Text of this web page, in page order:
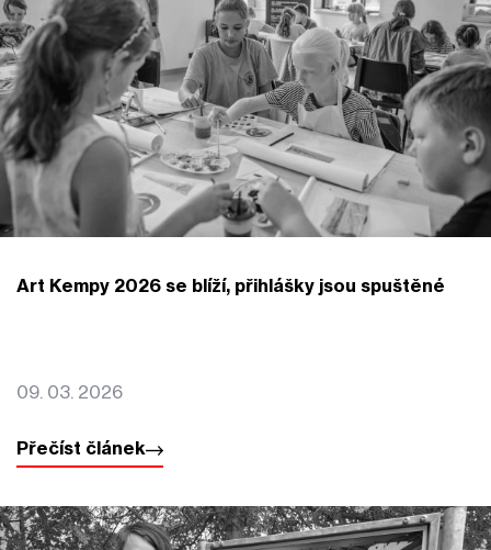
Art Kempy 2026 se blíží, přihlášky jsou spuštěné
09. 03. 2026
Přečíst článek